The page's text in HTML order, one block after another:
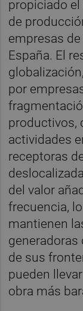
propiciado
de
empresas
España. El
por
productivos,
actividades
receptoras
del valor
frecuencia,
mantienen
generadoras
de sus
pueden
obra más